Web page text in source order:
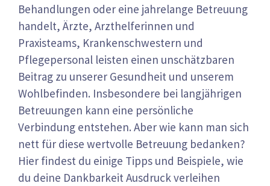
Behandlungen oder eine jahrelange Betreuung
handelt, Ärzte, Arzthelferinnen und
Praxisteams, Krankenschwestern und
Pflegepersonal leisten einen unschätzbaren
Beitrag zu unserer Gesundheit und unserem
Wohlbefinden. Insbesondere bei langjährigen
Betreuungen kann eine persönliche
Verbindung entstehen. Aber wie kann man sich
nett für diese wertvolle Betreuung bedanken?
Hier findest du einige Tipps und Beispiele, wie
du deine Dankbarkeit Ausdruck verleihen